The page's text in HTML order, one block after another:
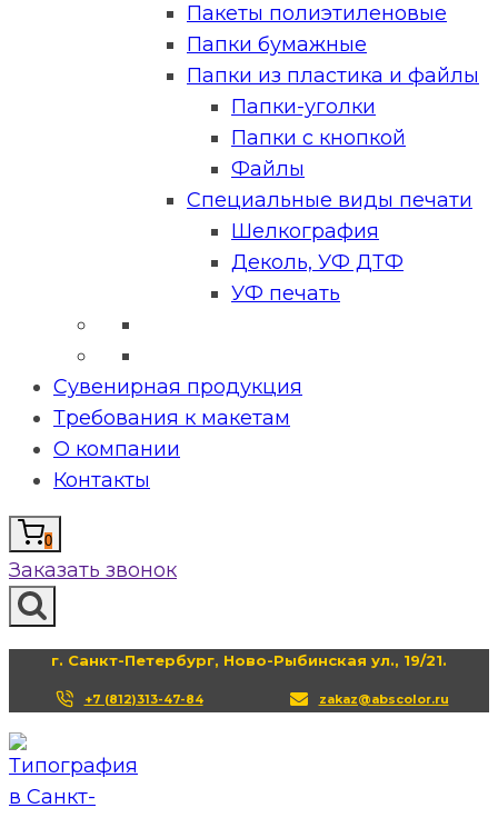
Пакеты полиэтиленовые
Папки бумажные
Папки из пластика и файлы
Папки-уголки
Папки с кнопкой
Файлы
Специальные виды печати
Шелкография
Деколь, УФ ДТФ
УФ печать
Сувенирная продукция
Требования к макетам
О компании
Контакты
0
Заказать звонок
г. Санкт-Петербург, Ново-Рыбинская ул., 19/21.
+7 (812)313-47-84 zakaz@abscolor.ru